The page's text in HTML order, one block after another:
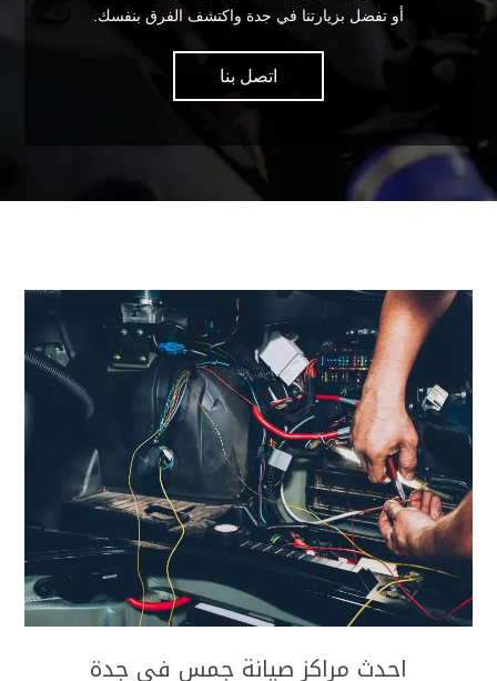
أو تفضل بزيارتنا في جدة واكتشف الفرق بنفسك.
اتصل بنا
احدث مراكز صيانة جمس في جدة